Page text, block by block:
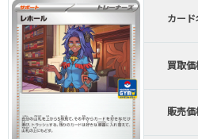
TORAオリパ
・リリース1周年イ
・新規登録で最大
TORAオ
カード
買取価
販売価